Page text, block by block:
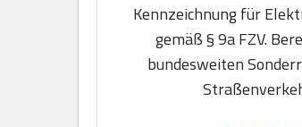
Kennzeichnung für
gemäß § 9a FZV.
bundesweiten